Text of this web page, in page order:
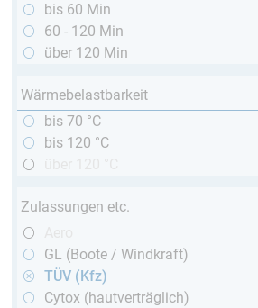
bis 60 Min
60 - 120 Min
über 120 Min
Wärmebelastbarkeit
bis 70 °C
bis 120 °C
Zulassungen etc.
GL (Boote / Windkraft)
TÜV (Kfz)
Cytox (hautverträglich)